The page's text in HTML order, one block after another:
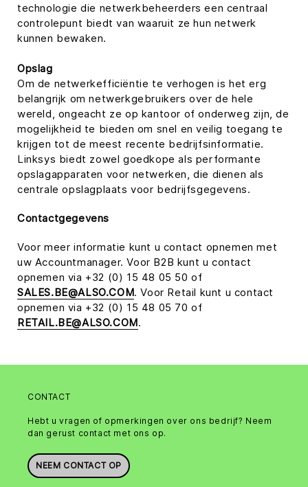
technologie die netwerkbeheerders een centraal
controlepunt biedt van waaruit ze hun netwerk
kunnen bewaken.
Opslag
Om de netwerkefficiëntie te verhogen is het erg
belangrijk om netwerkgebruikers over de hele
wereld, ongeacht ze op kantoor of onderweg zijn, de
mogelijkheid te bieden om snel en veilig toegang te
krijgen tot de meest recente bedrijfsinformatie.
Linksys biedt zowel goedkope als performante
opslagapparaten voor netwerken, die dienen als
centrale opslagplaats voor bedrijfsgegevens.
Contactgegevens
Voor meer informatie kunt u contact opnemen met
uw Accountmanager. Voor B2B kunt u contact
opnemen via +32 (0) 15 48 05 50 of
SALES.BE@ALSO.COM. Voor Retail kunt u contact
opnemen via +32 (0) 15 48 05 70 of
RETAIL.BE@ALSO.COM.
CONTACT
Hebt u vragen of opmerkingen over ons bedrijf? Neem
dan gerust contact met ons op.
NEEM CONTACT OP